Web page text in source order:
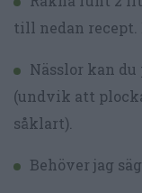
till nedan recept.
Nässlor kan
(undvik att
såklart).
Behöver jag